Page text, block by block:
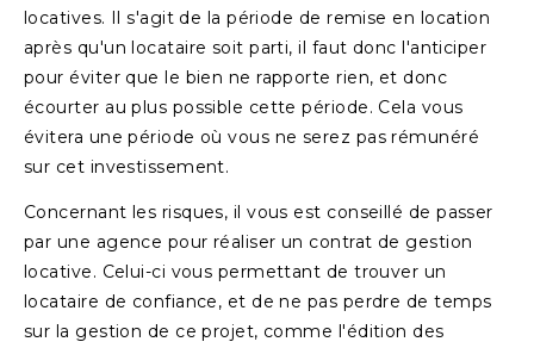
locatives. Il s'agit de la période de remise en location
après qu'un locataire soit parti, il faut donc l'anticiper
pour éviter que le bien ne rapporte rien, et donc
écourter au plus possible cette période. Cela vous
évitera une période où vous ne serez pas rémunéré
sur cet investissement.
Concernant les risques, il vous est conseillé de passer
par une agence pour réaliser un contrat de gestion
locative. Celui-ci vous permettant de trouver un
locataire de confiance, et de ne pas perdre de temps
sur la gestion de ce projet, comme l'édition des